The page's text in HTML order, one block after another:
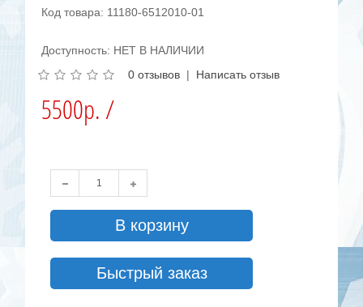
Код товара: 11180-6512010-01
Доступность: НЕТ В НАЛИЧИИ
0 отзывов | Написать отзыв
5500р. /
В корзину
Быстрый заказ